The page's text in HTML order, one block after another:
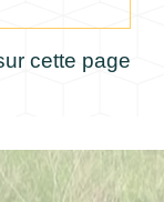
cette page